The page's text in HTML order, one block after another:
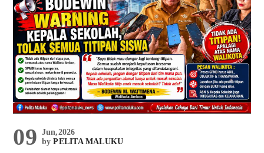
09 Jun,2026
byPELITA MALUKU